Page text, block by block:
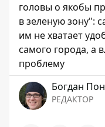
головы о якобы
в зеленую зону":
им не хватает
самого города, а
проблему
Богдан
РЕДАКТОР